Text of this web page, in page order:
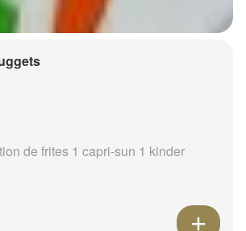
de frites 1 capri-sun 1 kinder